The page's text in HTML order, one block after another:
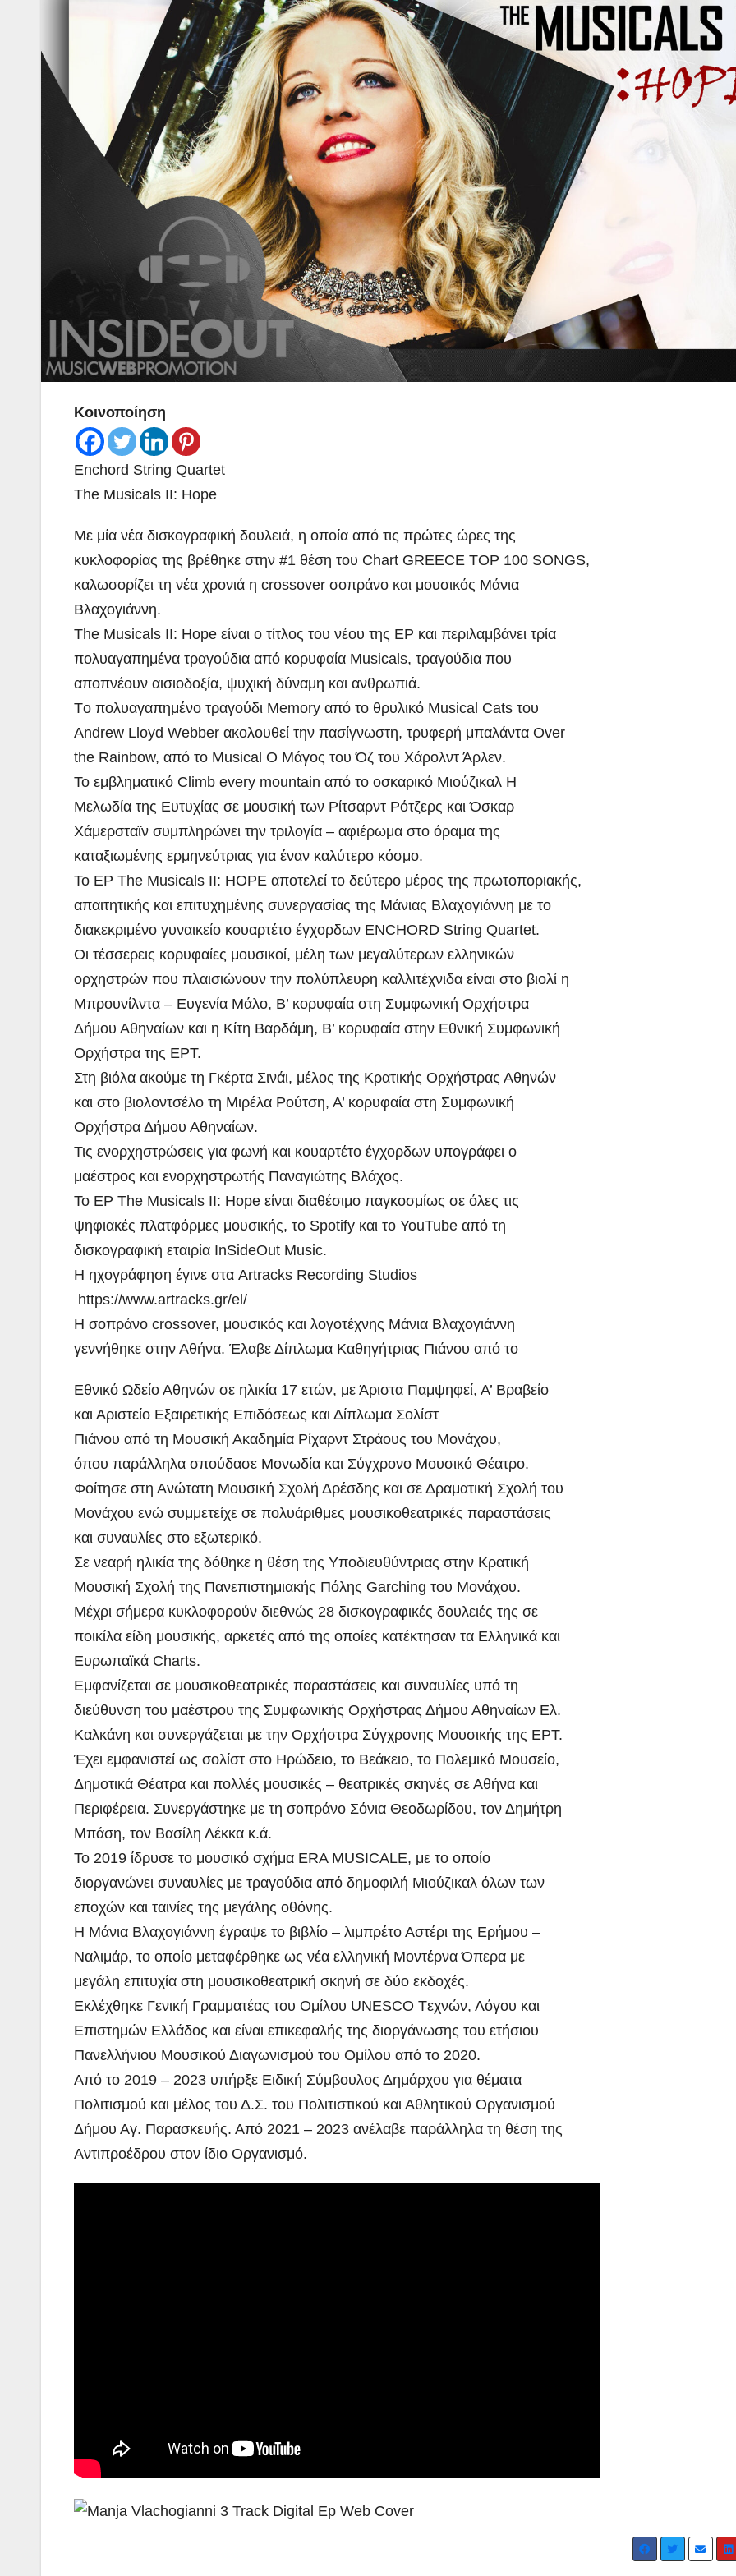
Κοινοποίηση
Enchord String Quartet
The Musicals IΙ: Ηope
Με μία νέα δισκογραφική δουλειά, η οποία από τις πρώτες ώρες της
κυκλοφορίας της βρέθηκε στην #1 θέση του Chart GREECE TOP 100 SONGS,
καλωσορίζει τη νέα χρονιά η crossover σοπράνο και μουσικός Mάνια
Βλαχογιάννη.
The Musicals II: Hope είναι ο τίτλος του νέου της EP και περιλαμβάνει τρία
πολυαγαπημένα τραγούδια από κορυφαία Musicals, τραγούδια που
αποπνέουν αισιοδοξία, ψυχική δύναμη και ανθρωπιά.
Tο πολυαγαπημένο τραγούδι Memory από το θρυλικό Musical Cats του
Andrew Lloyd Webber ακολουθεί την πασίγνωστη, τρυφερή μπαλάντα Over
the Rainbow, από το Musical O Mάγος του Όζ του Χάρολντ Άρλεν.
Το εμβληματικό Climb every mountain από το οσκαρικό Μιούζικαλ Η
Μελωδία της Ευτυχίας σε μουσική των Ρίτσαρντ Ρότζερς και Όσκαρ
Χάμερσταϊν συμπληρώνει την τριλογία – αφιέρωμα στο όραμα της
καταξιωμένης ερμηνεύτριας για έναν καλύτερο κόσμο.
Το EP The Musicals ΙI: HOPE αποτελεί το δεύτερο μέρος της πρωτοποριακής,
απαιτητικής και επιτυχημένης συνεργασίας της Μάνιας Βλαχογιάννη με το
διακεκριμένο γυναικείο κουαρτέτο έγχορδων ENCHORD String Quartet.
Οι τέσσερεις κορυφαίες μουσικοί, μέλη των μεγαλύτερων ελληνικών
ορχηστρών που πλαισιώνουν την πολύπλευρη καλλιτέχνιδα είναι στο βιολί η
Μπρουνίλντα – Ευγενία Μάλο, Β’ κορυφαία στη Συμφωνική Ορχήστρα
Δήμου Αθηναίων και η Κίτη Βαρδάμη, Β’ κορυφαία στην Εθνική Συμφωνική
Ορχήστρα της ΕΡΤ.
Στη βιόλα ακούμε τη Γκέρτα Σινάι, μέλος της Κρατικής Ορχήστρας Αθηνών
και στο βιολοντσέλο τη Μιρέλα Ρούτση, Α’ κορυφαία στη Συμφωνική
Ορχήστρα Δήμου Αθηναίων.
Τις ενορχηστρώσεις για φωνή και κουαρτέτο έγχορδων υπογράφει ο
μαέστρος και ενορχηστρωτής Παναγιώτης Βλάχος.
To ΕP The Musicals II: Hope είναι διαθέσιμο παγκοσμίως σε όλες τις
ψηφιακές πλατφόρμες μουσικής, το Spotify και το YouTube από τη
δισκογραφική εταιρία InSideOut Music.
H ηχογράφηση έγινε στα Artracks Recording Studios
https://www.artracks.gr/el/
Η σοπράνο crossover, μουσικός και λογοτέχνης Μάνια Βλαχογιάννη
γεννήθηκε στην Αθήνα. Έλαβε Δίπλωμα Καθηγήτριας Πιάνου από το
Εθνικό Ωδείο Αθηνών σε ηλικία 17 ετών, με Άριστα Παμψηφεί, Α’ Bραβείο
και Αριστείο Eξαιρετικής Eπιδόσεως και Δίπλωμα Σολίστ
Πιάνου από τη Μουσική Ακαδημία Ρίχαρντ Στράους του Μονάχου,
όπου παράλληλα σπούδασε Μονωδία και Σύγχρονο Μουσικό Θέατρο.
Φοίτησε στη Ανώτατη Μουσική Σχολή Δρέσδης και σε Δραματική Σχολή του
Μονάχου ενώ συμμετείχε σε πολυάριθμες μουσικοθεατρικές παραστάσεις
και συναυλίες στο εξωτερικό.
Σε νεαρή ηλικία της δόθηκε η θέση της Υποδιευθύντριας στην Κρατική
Μουσική Σχολή της Πανεπιστημιακής Πόλης Garching του Μονάχου.
Μέχρι σήμερα κυκλοφορούν διεθνώς 28 δισκογραφικές δουλειές της σε
ποικίλα είδη μουσικής, αρκετές από της οποίες κατέκτησαν τα Ελληνικά και
Ευρωπαϊκά Charts.
Εμφανίζεται σε μουσικοθεατρικές παραστάσεις και συναυλίες υπό τη
διεύθυνση του μαέστρου της Συμφωνικής Ορχήστρας Δήμου Αθηναίων Ελ.
Καλκάνη και συνεργάζεται με την Ορχήστρα Σύγχρονης Μουσικής της ΕΡΤ.
Έχει εμφανιστεί ως σολίστ στο Ηρώδειο, το Βεάκειο, το Πολεμικό Μουσείο,
Δημοτικά Θέατρα και πολλές μουσικές – θεατρικές σκηνές σε Αθήνα και
Περιφέρεια. Συνεργάστηκε με τη σοπράνο Σόνια Θεοδωρίδου, τον Δημήτρη
Μπάση, τον Βασίλη Λέκκα κ.ά.
Το 2019 ίδρυσε το μουσικό σχήμα ERA MUSICALE, με το οποίο
διοργανώνει συναυλίες με τραγούδια από δημοφιλή Μιούζικαλ όλων των
εποχών και ταινίες της μεγάλης οθόνης.
Η Μάνια Βλαχογιάννη έγραψε το βιβλίο – λιμπρέτο Αστέρι της Ερήμου –
Ναλιμάρ, το οποίο μεταφέρθηκε ως νέα ελληνική Μοντέρνα Όπερα με
μεγάλη επιτυχία στη μουσικοθεατρική σκηνή σε δύο εκδοχές.
Εκλέχθηκε Γενική Γραμματέας του Ομίλου UNESCO Tεχνών, Λόγου και
Επιστημών Ελλάδος και είναι επικεφαλής της διοργάνωσης του ετήσιου
Πανελλήνιου Μουσικού Διαγωνισμού του Ομίλου από το 2020.
Από το 2019 – 2023 υπήρξε Ειδική Σύμβουλος Δημάρχου για θέματα
Πολιτισμού και μέλος του Δ.Σ. του Πολιτιστικού και Αθλητικού Οργανισμού
Δήμου Αγ. Παρασκευής. Από 2021 – 2023 ανέλαβε παράλληλα τη θέση της
Αντιπροέδρου στον ίδιο Οργανισμό.
ΠΕΡΙΒΑΛΛΟΝ ΡΕΠΟΡΤΑΖ ΒΙΝΤΕΟ
ΝΑΥΠΛΙΟ:
Άσκηση
Λιμενικού
(βίντεο)
ADMIN
ΑΡΓΟΛΙΔΑ ΡΕΠΟΡΤΑΖ ΒΙΝΤΕΟ
ΤΑ ΣΚΟΥΠΙΔΙΑ
Ενημερωτική
επίσκεψη του
Προέδρου
ΦΟΔΣΑ κ.
Ιωάννη
Ναυπλιο για το
Ολιστικό Σχέδιο
Ανακύκλωσης
ΑΡΓΟΛΙΔΑ
18 χρόνια
οδηγό και 15
χρόνια στον